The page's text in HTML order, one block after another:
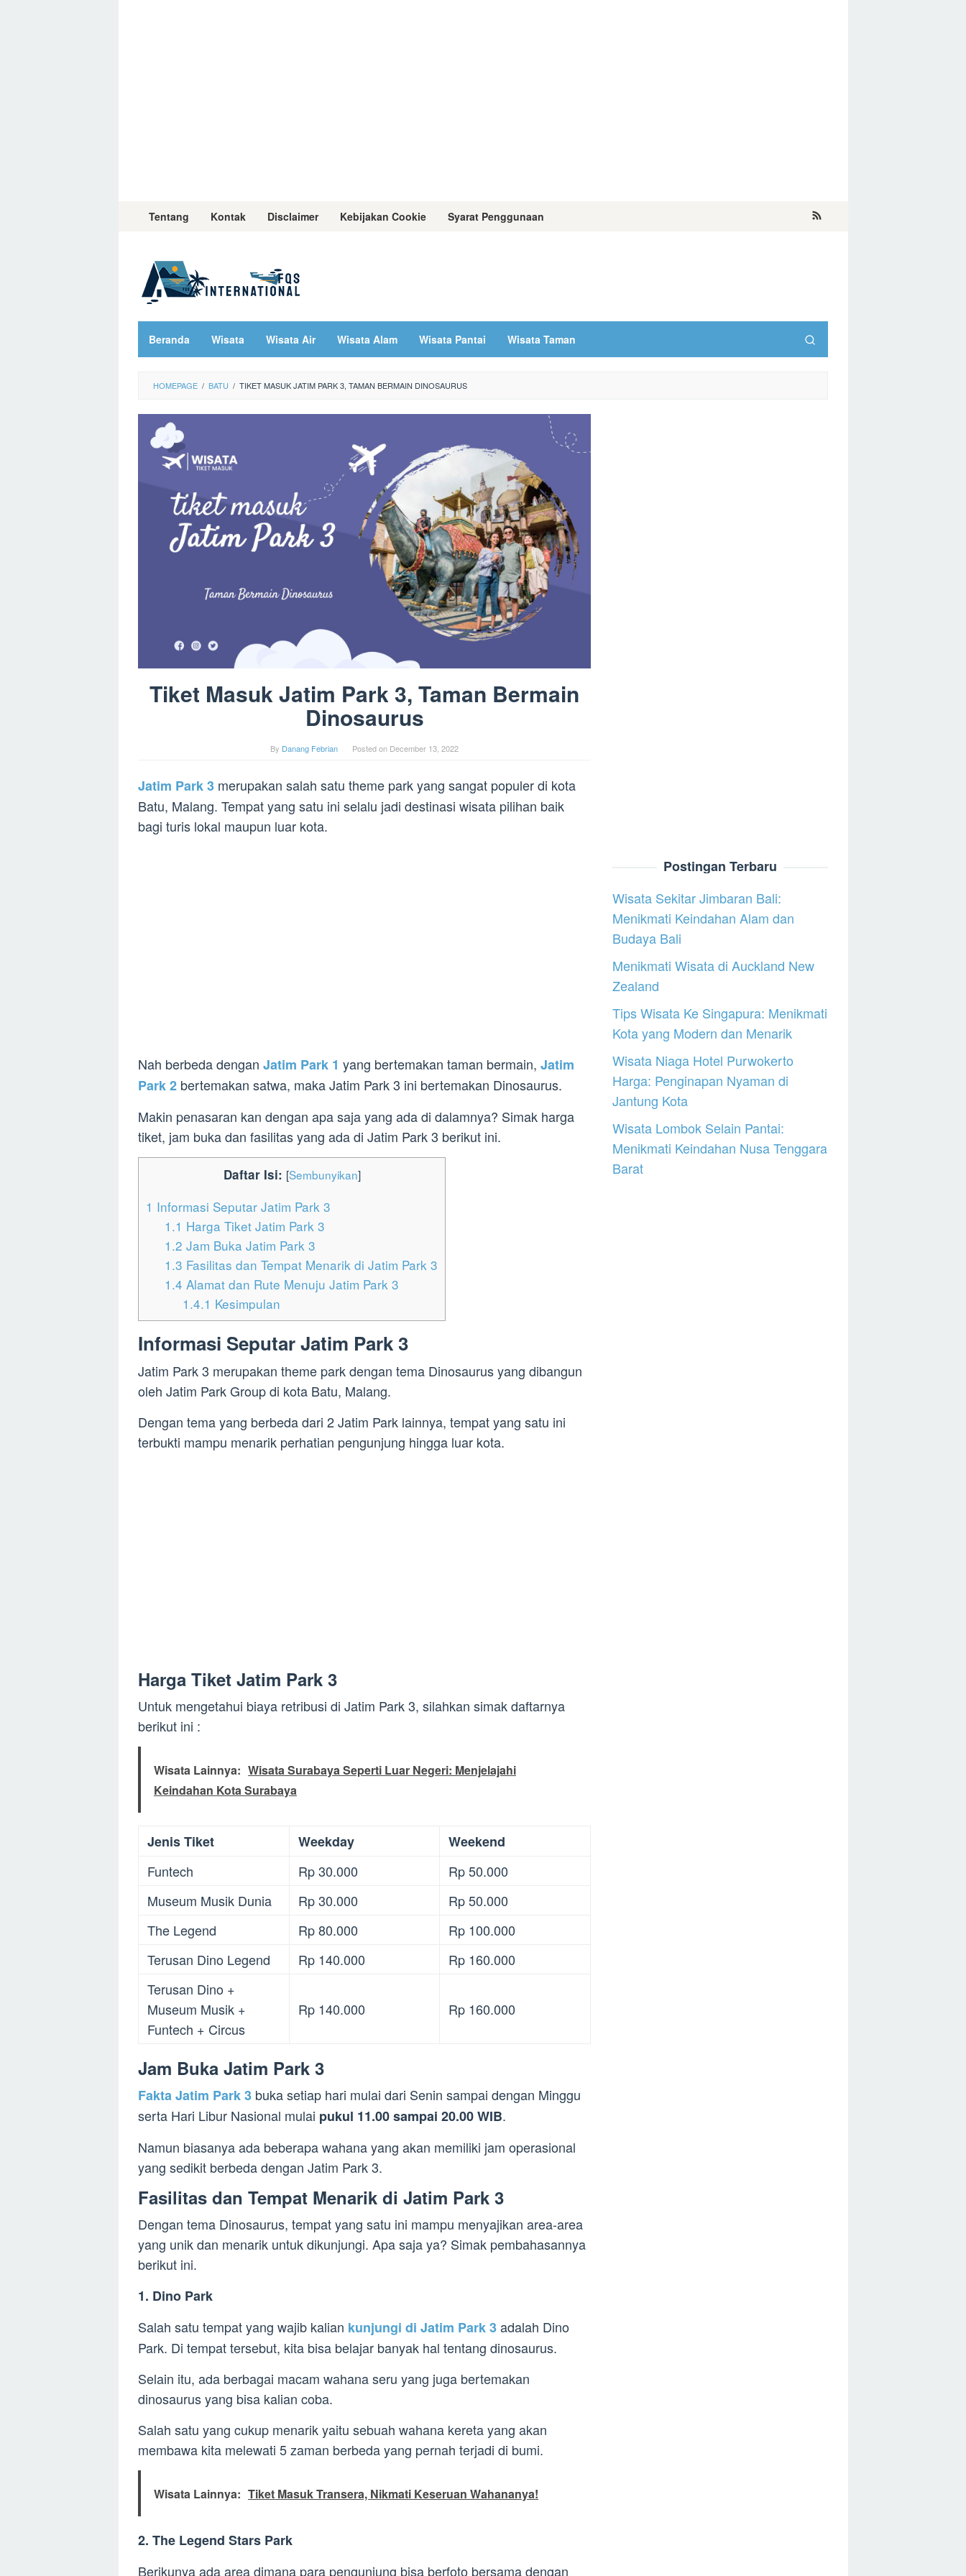
Tentang Kontak Disclaimer Kebijakan Cookie Syarat Penggunaan
Beranda Wisata Wisata Air Wisata Alam Wisata Pantai Wisata Taman
HOMEPAGE / BATU / TIKET MASUK JATIM PARK 3, TAMAN BERMAIN DINOSAURUS
Tiket Masuk Jatim Park 3, Taman Bermain
Dinosaurus
By Danang Febrian Posted on December 13, 2022
Jatim Park 3 merupakan salah satu theme park yang sangat populer di kota
Batu, Malang. Tempat yang satu ini selalu jadi destinasi wisata pilihan baik
bagi turis lokal maupun luar kota.
Nah berbeda dengan Jatim Park 1 yang bertemakan taman bermain, Jatim
Park 2 bertemakan satwa, maka Jatim Park 3 ini bertemakan Dinosaurus.
Makin penasaran kan dengan apa saja yang ada di dalamnya? Simak harga
tiket, jam buka dan fasilitas yang ada di Jatim Park 3 berikut ini.
Daftar Isi: [Sembunyikan]
1 Informasi Seputar Jatim Park 3
1.1 Harga Tiket Jatim Park 3
1.2 Jam Buka Jatim Park 3
1.3 Fasilitas dan Tempat Menarik di Jatim Park 3
1.4 Alamat dan Rute Menuju Jatim Park 3
1.4.1 Kesimpulan
Informasi Seputar Jatim Park 3
Jatim Park 3 merupakan theme park dengan tema Dinosaurus yang dibangun
oleh Jatim Park Group di kota Batu, Malang.
Dengan tema yang berbeda dari 2 Jatim Park lainnya, tempat yang satu ini
terbukti mampu menarik perhatian pengunjung hingga luar kota.
Harga Tiket Jatim Park 3
Untuk mengetahui biaya retribusi di Jatim Park 3, silahkan simak daftarnya
berikut ini :
Wisata Lainnya: Wisata Surabaya Seperti Luar Negeri: Menjelajahi
Keindahan Kota Surabaya
Jenis Tiket Weekday
Weekend
Funtech
Rp 30.000
Rp 50.000
Museum Musik Dunia
Rp 30.000
Rp 50.000
The Legend
Rp 80.000
Rp 100.000
Terusan Dino Legend
Rp 140.000
Rp 160.000
Terusan Dino +
Museum Musik +
Funtech + Circus
Rp 140.000 Rp 160.000
Jam Buka Jatim Park 3
Fakta Jatim Park 3 buka setiap hari mulai dari Senin sampai dengan Minggu
serta Hari Libur Nasional mulai pukul 11.00 sampai 20.00 WIB.
Namun biasanya ada beberapa wahana yang akan memiliki jam operasional
yang sedikit berbeda dengan Jatim Park 3.
Fasilitas dan Tempat Menarik di Jatim Park 3
Dengan tema Dinosaurus, tempat yang satu ini mampu menyajikan area-area
yang unik dan menarik untuk dikunjungi. Apa saja ya? Simak pembahasannya
berikut ini.
1. Dino Park
Salah satu tempat yang wajib kalian kunjungi di Jatim Park 3adalah Dino
Park. Di tempat tersebut, kita bisa belajar banyak hal tentang dinosaurus.
Selain itu, ada berbagai macam wahana seru yang juga bertemakan
dinosaurus yang bisa kalian coba.
Salah satu yang cukup menarik yaitu sebuah wahana kereta yang akan
membawa kita melewati 5 zaman berbeda yang pernah terjadi di bumi.
Wisata Lainnya: Tiket Masuk Transera, Nikmati Keseruan Wahananya!
2. The Legend Stars Park
Berikunya ada area dimana para pengunjung bisa berfoto bersama dengan
Postingan Terbaru
Wisata Sekitar Jimbaran Bali:
Menikmati Keindahan Alam dan
Budaya Bali
Menikmati Wisata di Auckland New
Zealand
Tips Wisata Ke Singapura: Menikmati
Kota yang Modern dan Menarik
Wisata Niaga Hotel Purwokerto
Harga: Penginapan Nyaman di
Jantung Kota
Wisata Lombok Selain Pantai:
Menikmati Keindahan Nusa Tenggara
Barat